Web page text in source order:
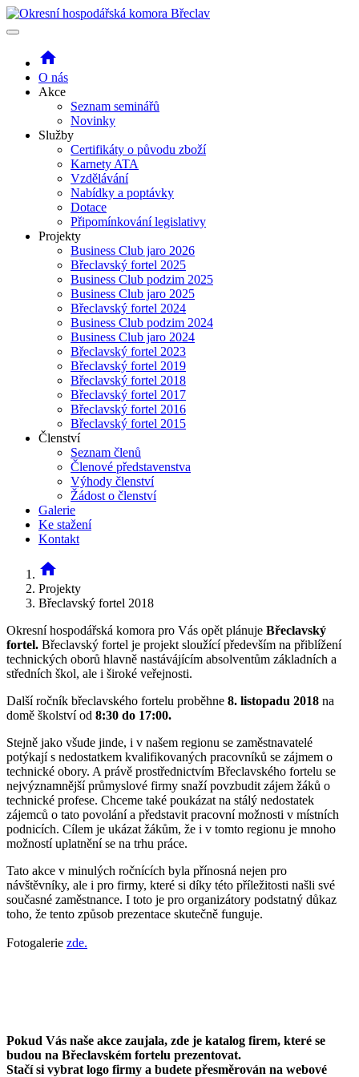
home
O nás
Akce
Seznam seminářů
Novinky
Služby
Certifikáty o původu zboží
Karnety ATA
Vzdělávání
Nabídky a poptávky
Dotace
Připomínkování legislativy
Projekty
Business Club jaro 2026
Břeclavský fortel 2025
Business Club podzim 2025
Business Club jaro 2025
Břeclavský fortel 2024
Business Club podzim 2024
Business Club jaro 2024
Břeclavský fortel 2023
Břeclavský fortel 2019
Břeclavský fortel 2018
Břeclavský fortel 2017
Břeclavský fortel 2016
Břeclavský fortel 2015
Členství
Seznam členů
Členové představenstva
Výhody členství
Žádost o členství
Galerie
Ke stažení
Kontakt
home
Projekty
Břeclavský fortel 2018
Okresní hospodářská komora pro Vás opět plánuje Břeclavský
fortel. Břeclavský fortel je projekt sloužící především na přiblížení
technických oborů hlavně nastávájícím absolventům základních a
středních škol, ale i široké veřejnosti.
Další ročník břeclavského fortelu proběhne 8. listopadu 2018 na
domě školství od 8:30 do 17:00.
Stejně jako všude jinde, i v našem regionu se zaměstnavatelé
potýkají s nedostatkem kvalifikovaných pracovníků se zájmem o
technické obory. A právě prostřednictvím Břeclavského fortelu se
nejvýznamnější průmyslové firmy snaží povzbudit zájem žáků o
technické profese. Chceme také poukázat na stálý nedostatek
zájemců o tato povolání a představit pracovní možnosti v místních
podnicích. Cílem je ukázat žákům, že i v tomto regionu je mnoho
možností uplatnění se na trhu práce.
Tato akce v minulých ročnících byla přínosná nejen pro
návštěvníky, ale i pro firmy, které si díky této příležitosti našli své
současné zaměstnance. I toto je pro organizátory podstatný důkaz
toho, že tento způsob prezentace skutečně funguje.
Fotogalerie zde.
Pokud Vás naše akce zaujala, zde je katalog firem, které se
budou na Břeclavském fortelu prezentovat.
Stačí si vybrat logo firmy a budete přesměrován na webové